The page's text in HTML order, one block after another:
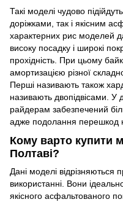
Такі моделі чудово
доріжками, так і якісним
характерних рис моделей
високу посадку і широкі
прохідність. При цьому
амортизацією різної
Перші називають також
називають двопідвісами.
райдерам забезпечений
адже подолання перешкод
Кому варто купити
Полтаві?
Дані моделі відрізняються
використанні. Вони
якісного асфальтованого